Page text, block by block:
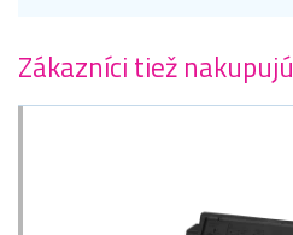
Zákazníci tiež nakupujú